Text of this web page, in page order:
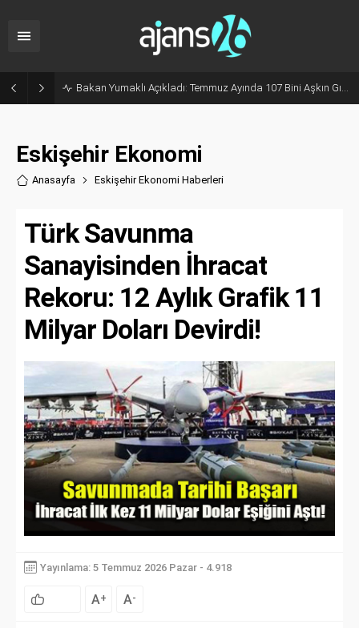
Bakan Yumaklı Açıkladı: Temmuz Ayında 107 Bini Aşkın Gıda Denetimi Yapıldı
Eskişehir Ekonomi
Anasayfa Eskişehir Ekonomi Haberleri
Türk Savunma
Sanayisinden İhracat
Rekoru: 12 Aylık Grafik 11
Milyar Doları Devirdi!
Yayınlama: 5 Temmuz 2026 Pazar - 4.918
A+ A-